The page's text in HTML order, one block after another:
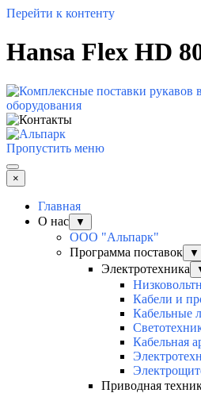
Перейти к контенту
Hansa Flex HD
Пропустить меню
×
Главная
О нас
▼
ООО "Альпарк"
Программа поставок
▼
Электротехника
Кабели и
Кабельные
Кабельная
Приводная